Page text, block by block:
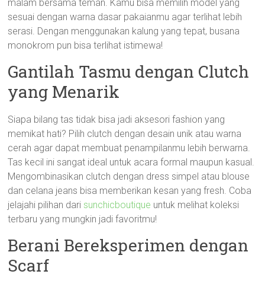
malam bersama teman. Kamu bisa memilih model yang
sesuai dengan warna dasar pakaianmu agar terlihat lebih
serasi. Dengan menggunakan kalung yang tepat, busana
monokrom pun bisa terlihat istimewa!
Gantilah Tasmu dengan Clutch
yang Menarik
Siapa bilang tas tidak bisa jadi aksesori fashion yang
memikat hati? Pilih clutch dengan desain unik atau warna
cerah agar dapat membuat penampilanmu lebih berwarna.
Tas kecil ini sangat ideal untuk acara formal maupun kasual.
Mengombinasikan clutch dengan dress simpel atau blouse
dan celana jeans bisa memberikan kesan yang fresh. Coba
jelajahi pilihan dari sunchicboutique untuk melihat koleksi
terbaru yang mungkin jadi favoritmu!
Berani Bereksperimen dengan
Scarf